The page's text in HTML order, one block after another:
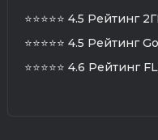
⭐⭐⭐⭐⭐ 4.5 Рейтинг
⭐⭐⭐⭐⭐ 4.5 Рейтинг
⭐⭐⭐⭐⭐ 4.6 Рейтинг